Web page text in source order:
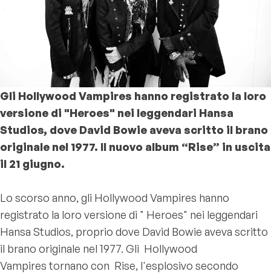
Gli Hollywood Vampires hanno registrato la loro
versione di "Heroes" nei leggendari Hansa
Studios, dove David Bowie aveva scritto il brano
originale nel 1977. Il nuovo album “Rise” in uscita
il 21 giugno.
Lo scorso anno, gli Hollywood Vampires hanno
registrato la loro versione di " Heroes" nei leggendari
Hansa Studios, proprio dove David Bowie aveva scritto
il brano originale nel 1977. Gli Hollywood
Vampires tornano con Rise, l'esplosivo secondo